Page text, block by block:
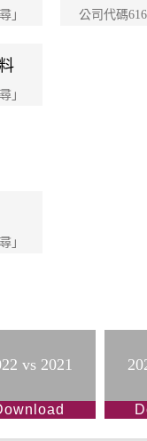
」 公司代碼
」
」
vs 2021